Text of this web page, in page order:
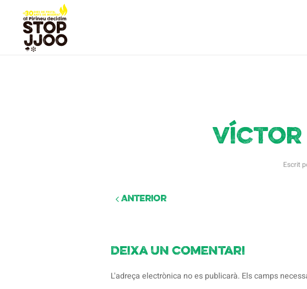
Víctor
Escrit
Anterior
Deixa un comentari
L'adreça electrònica no es publicarà. Els camps